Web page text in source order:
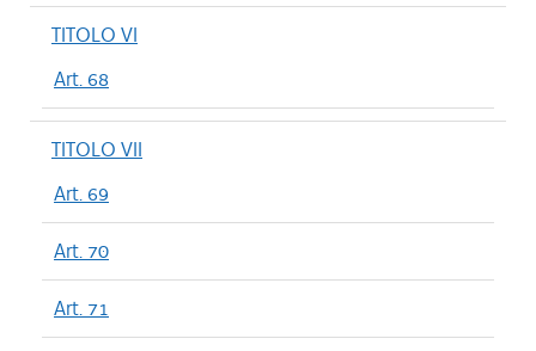
TITOLO VI
Art. 68
TITOLO VII
Art. 69
Art. 70
Art. 71